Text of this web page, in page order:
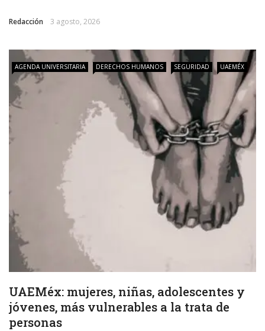
Redacción 3 agosto, 2026
AGENDA UNIVERSITARIA DERECHOS HUMANOS SEGURIDAD UAEMÉX
UAEMéx: mujeres, niñas, adolescentes y
jóvenes, más vulnerables a la trata de
personas